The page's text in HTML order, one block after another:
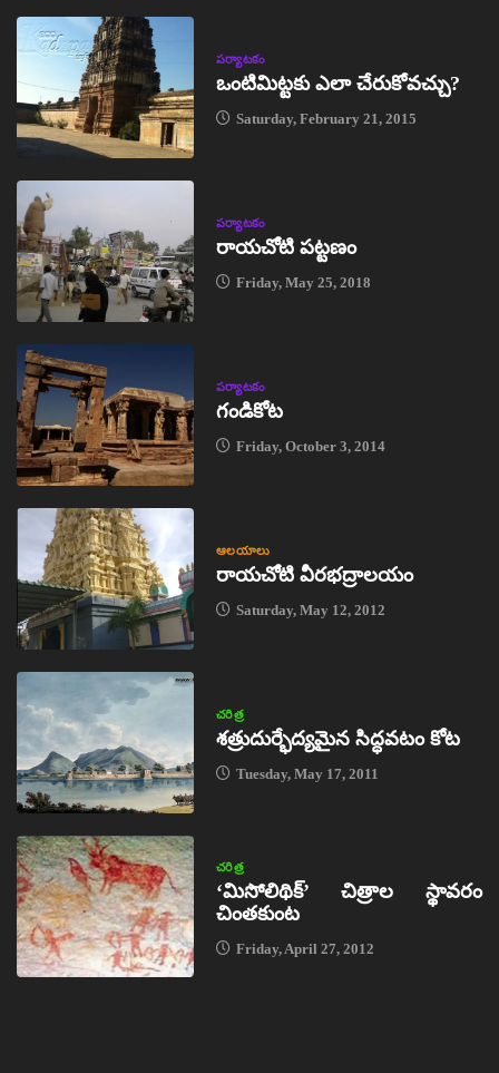
పర్యాటకం
ఒంటిమిట్టకు ఎలా చేరుకోవచ్చు?
Saturday, February 21, 2015
పర్యాటకం
రాయచోటి పట్టణం
Friday, May 25, 2018
పర్యాటకం
గండికోట
Friday, October 3, 2014
ఆలయాలు
రాయచోటి వీరభద్రాలయం
Saturday, May 12, 2012
చరిత్ర
శత్రుదుర్భేద్యమైన సిద్ధవటం కోట
Tuesday, May 17, 2011
చరిత్ర
‘మిసోలిథిక్‌’ చిత్రాల స్థావరం
చింతకుంట
Friday, April 27, 2012